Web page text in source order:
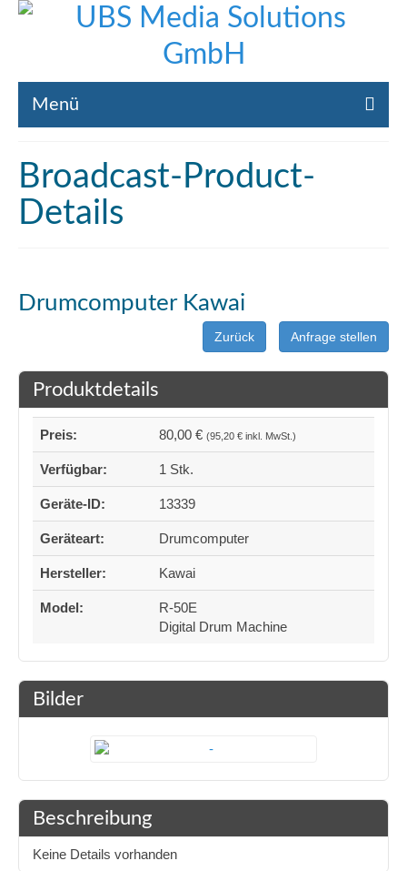
Menü
Liste gebrauchte Broadcast-Technik
Broadcast-Technik Verleih
Broadcast-Product-
Details
Drumcomputer Kawai
Zurück Anfrage stellen
Produktdetails
Preis: 80,00 € (95,20 € inkl. MwSt.)
Verfügbar: 1 Stk.
Geräte-ID: 13339
Geräteart: Drumcomputer
Hersteller: Kawai
Model:
R-50E
Digital Drum Machine
Bilder
Beschreibung
Keine Details vorhanden